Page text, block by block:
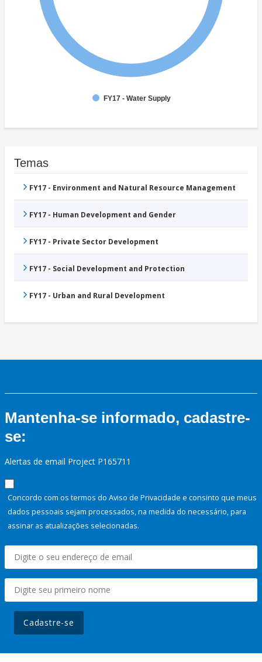
FY17 - Water Supply
Temas
FY17 - Environment and Natural Resource Management
FY17 - Human Development and Gender
FY17 - Private Sector Development
FY17 - Social Development and Protection
FY17 - Urban and Rural Development
Mantenha-se informado, cadastre-
se:
Alertas de email Project P165711
Concordo com os termos do Aviso de Privacidade e consinto que meus
dados pessoais sejam processados, na medida do necessário, para
assinar as atualizações selecionadas.
Cadastre-se